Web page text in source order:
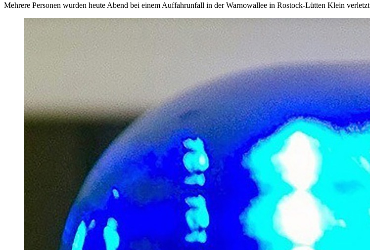
Mehrere Personen wurden heute Abend bei einem Auffahrunfall in der Warnowallee in Rostock-Lütten Klein verletzt